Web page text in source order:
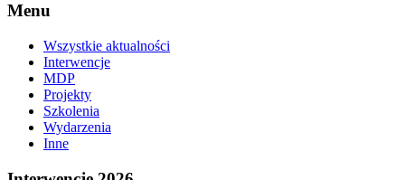
Menu
Wszystkie aktualności
Interwencje
MDP
Projekty
Szkolenia
Wydarzenia
Inne